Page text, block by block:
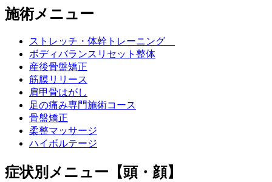
施術メニュー
ストレッチ・体幹トレーニング
ボディバランスリセット整体
産後骨盤矯正
筋膜リリース
肩甲骨はがし
足の痛み専門施術コース
骨盤矯正
柔整マッサージ
ハイボルテージ
症状別メニュー【頭・顔】